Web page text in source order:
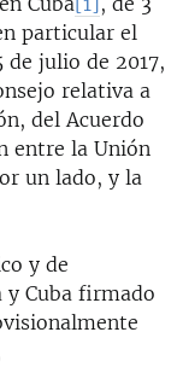
particular el
de julio de 2017,
relativa a
del Acuerdo
entre la Unión
un lado, y la
y de
y Cuba firmado